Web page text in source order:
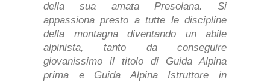
della sua amata Presolana. Si
appassiona presto a tutte le discipline
della montagna diventando un abile
alpinista, tanto da conseguire
giovanissimo il titolo di Guida Alpina
prima e Guida Alpina Istruttore in